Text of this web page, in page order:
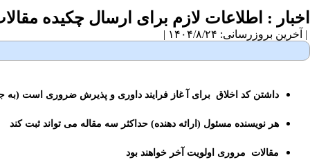
اخبار : اطلاعات لازم برای ارسال چکیده
| آخرین بروزرسانی: ۱۴۰۴/۸/۲۴ |
داشتن کد اخلاق برای آ غاز فرایند داوری و پذیرش ضروری است (به
هر نویسنده مسئول (ارائه دهنده) حداکثر سه مقاله می تواند ثبت کند
مقالات مروری اولویت آخر خواهند بود